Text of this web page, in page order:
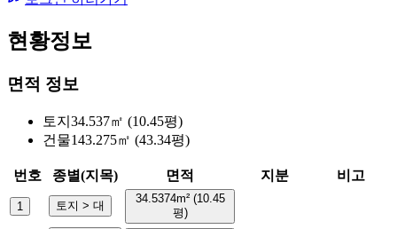
현황정보
면적 정보
토지 34.537㎡ (10.45평)
건물143.275㎡ (43.34평)
번호 종별(지목) 면적 지분 비고
1 토지 > 대
34.5374m² (10.45
평)